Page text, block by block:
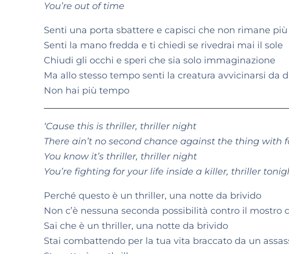
You’re out of time
Senti una porta sbattere e capisci che non rimane
Senti la mano fredda e ti chiedi se rivedrai mai il sole
Chiudi gli occhi e speri che sia solo immaginazione
Ma allo stesso tempo senti la creatura avvicinarsi da
Non hai più tempo
‘Cause this is thriller, thriller night
There ain’t no second chance against the thing with
You know it’s thriller, thriller night
You’re fighting for your life inside a killer, thriller
Perché questo è un thriller, una notte da brivido
Non c’è nessuna seconda possibilità contro il mostro
Sai che è un thriller, una notte da brivido
Stai combattendo per la tua vita braccato da un